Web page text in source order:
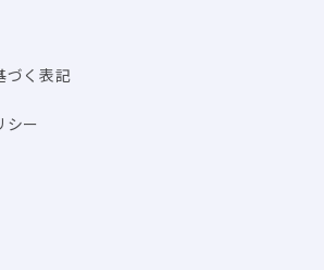
づく表記
シー